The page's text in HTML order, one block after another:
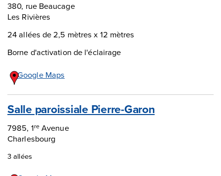
380, rue Beaucage
Les Rivières
24 allées de 2,5 mètres x 12 mètres
Borne d'activation de l'éclairage
Google Maps
Salle paroissiale Pierre-Garon
7985, 1reAvenue
Charlesbourg
3 allées